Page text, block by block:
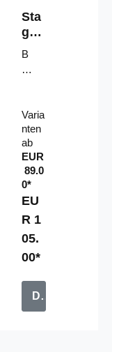
Sta
geri
ser-
LE
D-
el
B
un
mi
t
Fe
rn
be
di
en
u
n
g
Varia
nten
ab
EUR
89.0
0*
EU
R 1
05.
00*
Details